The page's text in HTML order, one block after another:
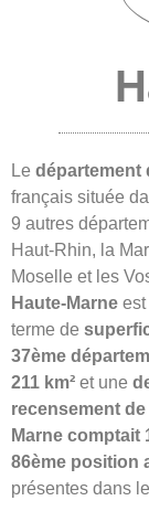
Le département
français située
9 autres
Haut-Rhin, la
Moselle et les
Haute-Marne
terme de
37ème
211 km² et une
recensement
Marne comptait
86ème position
présentes dans